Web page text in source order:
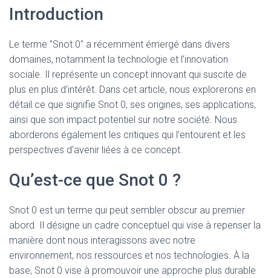
Introduction
Le terme "Snot 0" a récemment émergé dans divers
domaines, notamment la technologie et l’innovation
sociale. Il représente un concept innovant qui suscite de
plus en plus d’intérêt. Dans cet article, nous explorerons en
détail ce que signifie Snot 0, ses origines, ses applications,
ainsi que son impact potentiel sur notre société. Nous
aborderons également les critiques qui l’entourent et les
perspectives d’avenir liées à ce concept.
Qu’est-ce que Snot 0 ?
Snot 0 est un terme qui peut sembler obscur au premier
abord. Il désigne un cadre conceptuel qui vise à repenser la
manière dont nous interagissons avec notre
environnement, nos ressources et nos technologies. À la
base, Snot 0 vise à promouvoir une approche plus durable